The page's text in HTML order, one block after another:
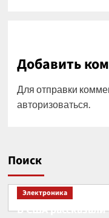
Добавить
Для отправки
авторизоваться
Поиск
Электроника
В США